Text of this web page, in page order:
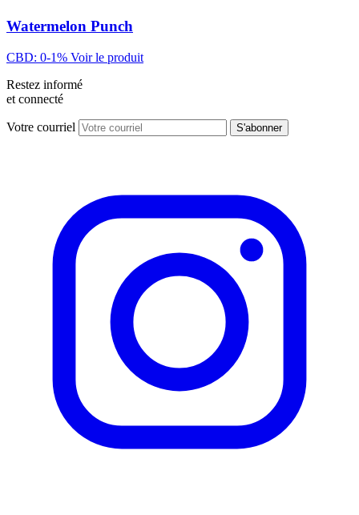
Watermelon Punch
CBD: 0-1% Voir le produit
Restez informé
et connecté
Votre courriel S'abonner